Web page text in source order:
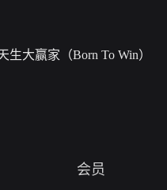
生大赢家（Born To Win）
会员